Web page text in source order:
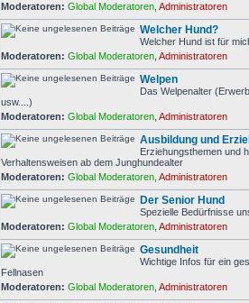
Moderatoren: Global Moderatoren Administratoren
Welcher Hund?
Welcher Hund ist für
Moderatoren: Global Moderatoren Administratoren
Welpen
Das Welpenalter
usw....)
Moderatoren: Global Moderatoren Administratoren
Ausbildung und
Erziehungsthemen und
Verhaltensweisen ab dem Junghundealter
Moderatoren: Global Moderatoren Administratoren
Der Senior Hund
Spezielle Bedürfnisse
Moderatoren: Global Moderatoren Administratoren
Gesundheit
Wichtige Infos für ein
Fellnasen
Moderatoren: Global Moderatoren Administratoren